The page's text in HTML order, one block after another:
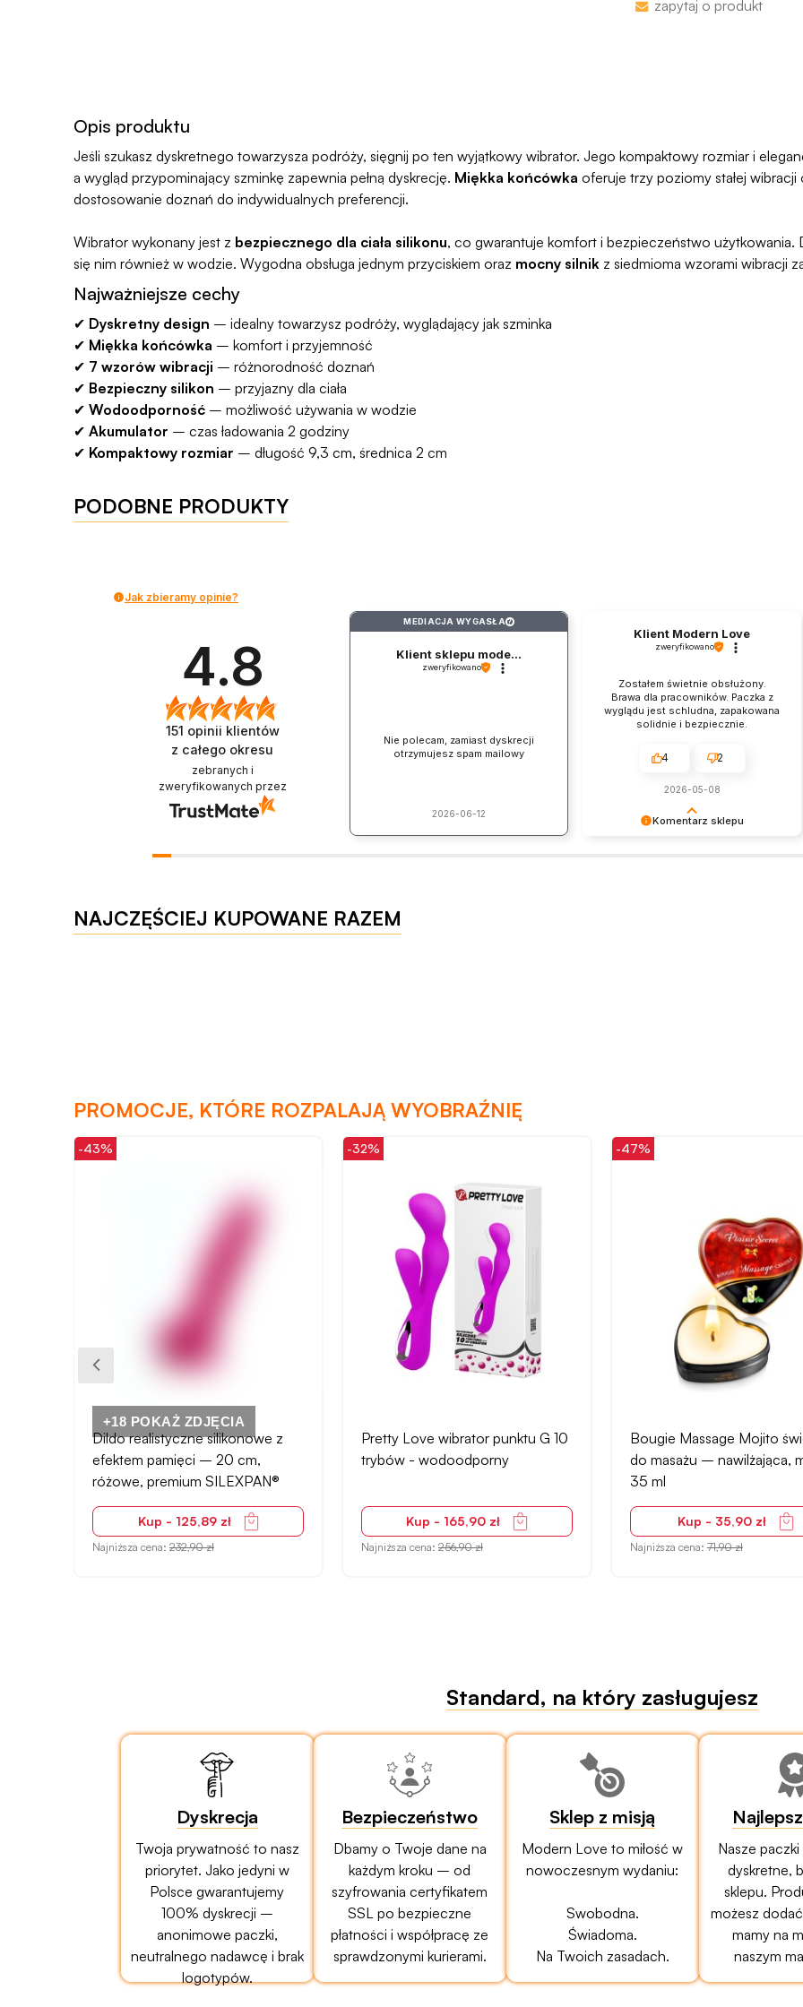
proces jesy
zapytaj o produkt
Opis produktu
Jeśli szukasz dyskretnego towarzysza podróży, sięgnij po ten wyjątkowy wibrator. Jego kompaktowy rozmiar i
a wygląd przypominający szminkę zapewnia pełną dyskrecję. Miękka końcówka oferuje trzy poziomy stałej
dostosowanie doznań do indywidualnych preferencji.
Wibrator wykonany jest z bezpiecznego dla ciała silikonu, co gwarantuje komfort i bezpieczeństwo użytkowania.
się nim również w wodzie. Wygodna obsługa jednym przyciskiem oraz mocny silnik z siedmioma wzorami wibracji
Najważniejsze cechy
✔ Dyskretny design – idealny towarzysz podróży, wyglądający jak szminka
✔ Miękka końcówka – komfort i przyjemność
✔ 7 wzorów wibracji – różnorodność doznań
✔ Bezpieczny silikon – przyjazny dla ciała
✔ Wodoodporność – możliwość używania w wodzie
✔ Akumulator – czas ładowania 2 godziny
✔ Kompaktowy rozmiar – długość 9,3 cm, średnica 2 cm
PODOBNE PRODUKTY
Jak zbieramy opinie?
4.8
151 opinii klientów
z całego okresu
zebranych i
zweryfikowanych przez
MEDIACJA WYGASŁA ?
Klient sklepu mode...
zweryfikowano
Nie polecam, zamiast dyskrecji
otrzymujesz spam mailowy
2026-06-12 Komentarz sklepu
Klient Modern Love
zweryfikowano
Zostałem świetnie obsłużony.
Brawa dla pracowników. Paczka z
wyglądu jest schludna, zapakowana
solidnie i bezpiecznie.
4 2
2026-05-08
NAJCZĘŚCIEJ KUPOWANE RAZEM
PROMOCJE, KTÓRE ROZPALAJĄ WYOBRAŹNIĘ
-32%
Pretty Love wibrator punktu G 10
trybów - wodoodporny
Kup - 165,90 zł
Najniższa cena: 256,90 zł
-47%
Bougie Massage Mojito świeca
do masażu – nawilżająca, mojito,
Kup - 35,90 zł
Najniższa cena: 71,90 zł
-36%
Tone wibrator punktu G 2
13 ustawień -
Kup - 233,90 zł
Najniższa cena:383,90 zł
Standard, na który zasługujesz
Dyskrecja
Twoja prywatność to nasz
priorytet. Jako jedyni w
Polsce gwarantujemy
100% dyskrecji –
anonimowe paczki,
neutralnego nadawcę i brak
logotypów.
Bezpieczeństwo
Dbamy o Twoje dane na
każdym kroku – od
szyfrowania certyfikatem
SSL po bezpieczne
płatności i współpracę ze
sprawdzonymi kurierami.
Sklep z misją
Modern Love to miłość w
nowoczesnym wydaniu:
Swobodna.
Świadoma.
Na Twoich zasadach.
Nasze
dyskretne,
sklepu.
możesz
mamy na
naszym